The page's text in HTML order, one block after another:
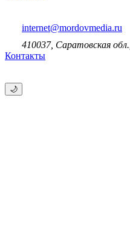
internet@mordovmedia.ru
410037, Саратовская
Контакты
🌙